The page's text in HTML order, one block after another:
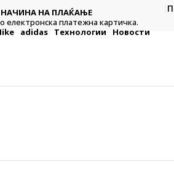
НА ПЛАЌАЊЕ
електронска платежна картичка.
adidas Технологии Новости